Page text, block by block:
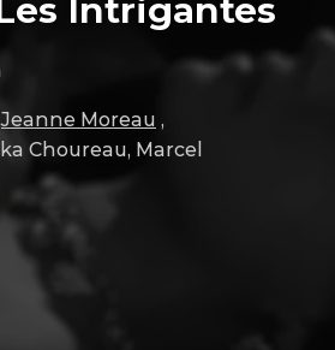
Intrigantes
Jeanne Moreau ,
Choureau, Marcel